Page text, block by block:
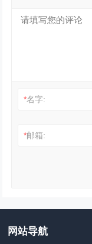
*名字:
*邮箱:
网站导航